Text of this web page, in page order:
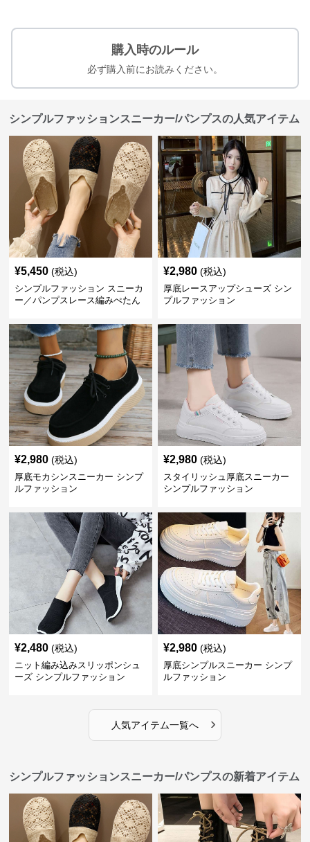
購入時のルール
必ず購入前にお読みください。
シンプルファッションスニーカー/パンプスの人気アイテム
¥5,450 (税込)
シンプルファッション スニーカ
ー／パンプスレース編みぺたん
¥2,980 (税込)
厚底レースアップシューズ シン
プルファッション
¥2,980 (税込)
厚底モカシンスニーカー シンプ
ルファッション
¥2,980 (税込)
スタイリッシュ厚底スニーカー
シンプルファッション
¥2,480 (税込)
ニット編み込みスリッポンシュ
ーズ シンプルファッション
¥2,980 (税込)
厚底シンプルスニーカー シンプ
ルファッション
人気アイテム一覧へ ›
シンプルファッションスニーカー/パンプスの新着アイテム